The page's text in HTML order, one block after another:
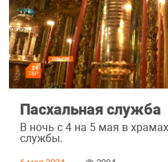
Пасхальная служба
В ночь с 4 на 5 мая в
службы.